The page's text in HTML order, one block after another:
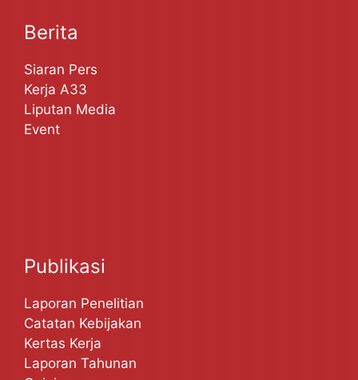
Berita
Siaran Pers
Kerja A33
Liputan Media
Event
Publikasi
Laporan Penelitian
Catatan Kebijakan
Kertas Kerja
Laporan Tahunan